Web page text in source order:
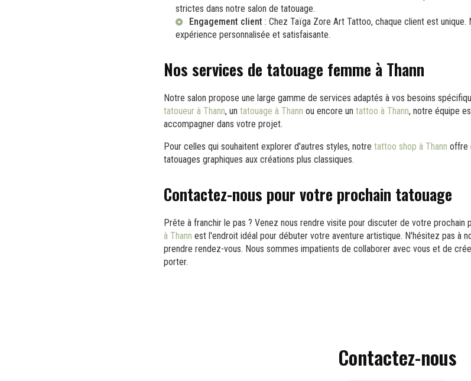
strictes dans notre salon de tatouage.
Engagement client : Chez Taïga Zore Art Tattoo, chaque client est unique.
expérience personnalisée et satisfaisante.
Nos services de tatouage femme à Thann
Notre salon propose une large gamme de services adaptés à vos besoins
tatoueur à Thann, un tatouage à Thann ou encore un tattoo à Thann, notre équipe
accompagner dans votre projet.
Pour celles qui souhaitent explorer d'autres styles, notre tattoo shop à Thann offre
tatouages graphiques aux créations plus classiques.
Contactez-nous pour votre prochain tatouage
Prête à franchir le pas ? Venez nous rendre visite pour discuter de votre prochain
à Thann est l'endroit idéal pour débuter votre aventure artistique. N'hésitez pas à
prendre rendez-vous. Nous sommes impatients de collaborer avec vous et de
porter.
Contactez-nous